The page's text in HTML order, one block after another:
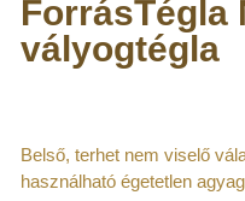
ForrásTégla
vályogtégla
Belső, terhet nem viselő
használható égetetlen